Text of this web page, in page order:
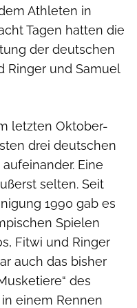
Athleten in
Tagen hatten die
der deutschen
Ringer und Samuel
letzten Oktober-
drei deutschen
Eine
selten. Seit
1990 gab es
Spielen
Fitwi und Ringer
auch das bisher
des
einem Rennen